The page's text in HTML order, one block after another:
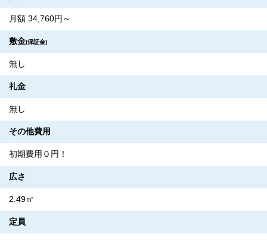
月額 34,760円～
敷金(保証金)
無し
礼金
無し
その他費用
初期費用０円！
広さ
2.49㎡
定員